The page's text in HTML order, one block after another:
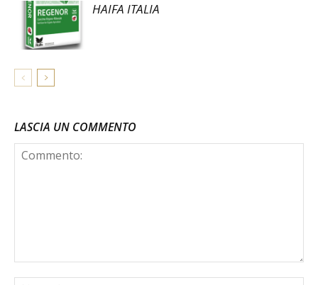
HAIFA ITALIA
LASCIA UN COMMENTO